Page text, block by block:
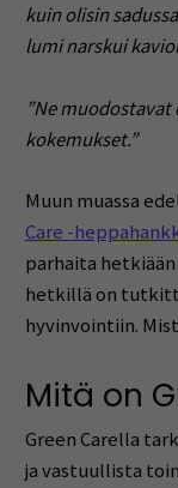
kuin olisin
lumi narskui
”Ne
kokemukset.”
Muun muassa
Care -
parhaita
hetkillä on
hyvinvointiin.
Mitä on
Green Carella
ja vastuullista